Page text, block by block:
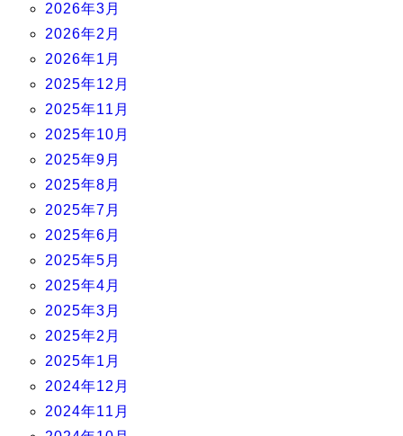
2026年3月
2026年2月
2026年1月
2025年12月
2025年11月
2025年10月
2025年9月
2025年8月
2025年7月
2025年6月
2025年5月
2025年4月
2025年3月
2025年2月
2025年1月
2024年12月
2024年11月